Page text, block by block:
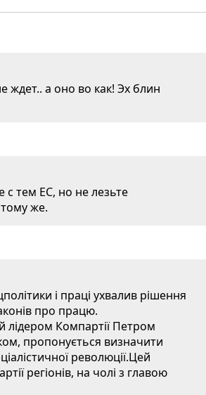
ждет.. а оно во как! Эх блин
с тем ЕС, но не лезьте
же.
і праці ухвалив рішення
про працю.
лідером Компартії Петром
пропонується визначити
революції.Цей
регіонів, на чолі з главою